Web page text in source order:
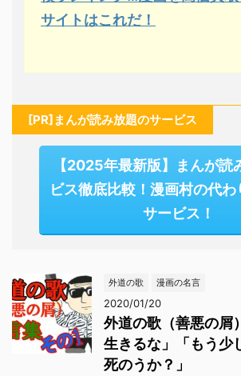
サイトはこれだ！
[PR]まんが読み放題のサービス
【2025年最新版】まんが読
ビス徹底比較！漫画村の代
サービス！
外道の歌 漫画の名言
2020/01/20
外道の歌（善悪の屑
生きるな」「もう少
死のうか？」